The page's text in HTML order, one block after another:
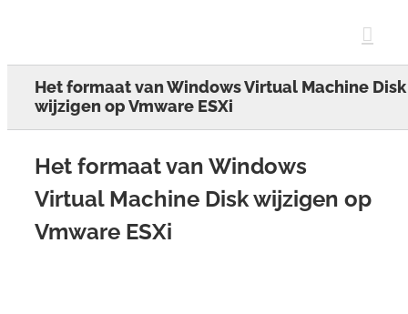
Het formaat van Windows Virtual Machine Disk
wijzigen op Vmware ESXi
Het formaat van Windows
Virtual Machine Disk wijzigen op
Vmware ESXi